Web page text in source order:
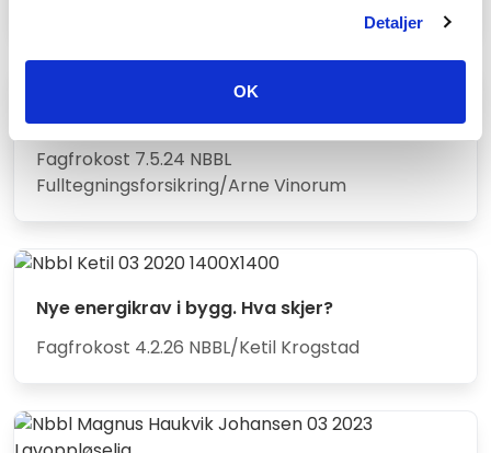
Detaljer
OK
Hva er nyboligkjøperne opptatt av?
Fagfrokost 7.5.24 NBBL
Fulltegningsforsikring/Arne Vinorum
Nye energikrav i bygg. Hva skjer?
Fagfrokost 4.2.26 NBBL/Ketil Krogstad